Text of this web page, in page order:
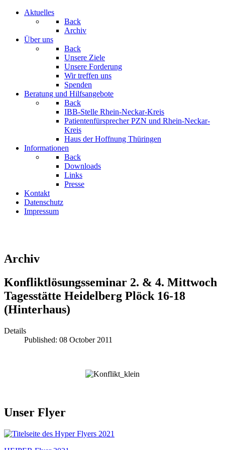
Aktuelles
Back
Archiv
Über uns
Back
Unsere Ziele
Unsere Forderung
Wir treffen uns
Spenden
Beratung und Hilfsangebote
Back
IBB-Stelle Rhein-Neckar-Kreis
Patientenfürsprecher PZN und Rhein-Neckar-
Kreis
Haus der Hoffnung Thüringen
Informationen
Back
Downloads
Links
Presse
Kontakt
Datenschutz
Impressum
Archiv
Konfliktlösungsseminar 2. & 4. Mittwoch
Tagesstätte Heidelberg Plöck 16-18
(Hinterhaus)
Details
Published: 08 October 2011
Unser Flyer